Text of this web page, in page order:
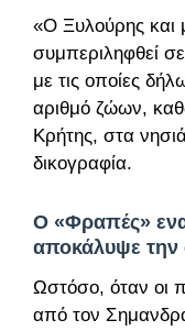
«Ο Ξυλούρης και
συμπεριληφθεί
με τις οποίες
αριθμό ζώων,
Κρήτης, στα
δικογραφία.
Ο «Φραπές»
αποκάλυψε την
Ωστόσο, όταν οι
από τον